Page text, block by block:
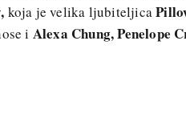
koja je velika ljubiteljica
i Alexa Chung, Penelope